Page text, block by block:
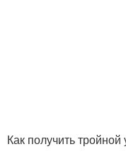
Как получить